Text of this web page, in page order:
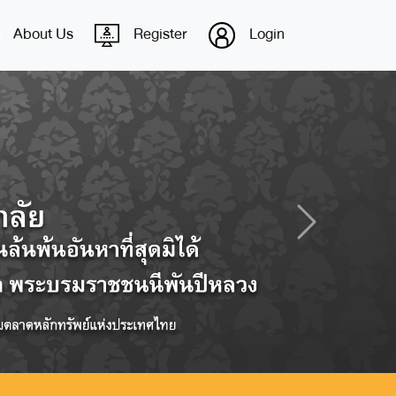
About Us Register Login
Next